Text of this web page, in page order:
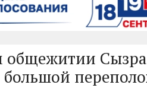
большой